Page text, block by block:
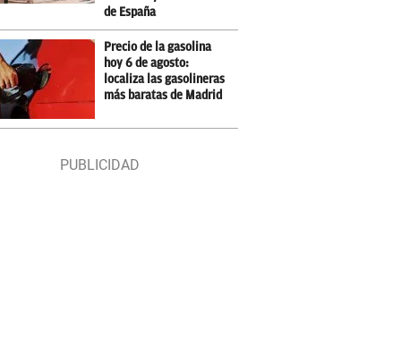
de España
Precio de la gasolina
hoy 6 de agosto:
localiza las gasolineras
más baratas de Madrid